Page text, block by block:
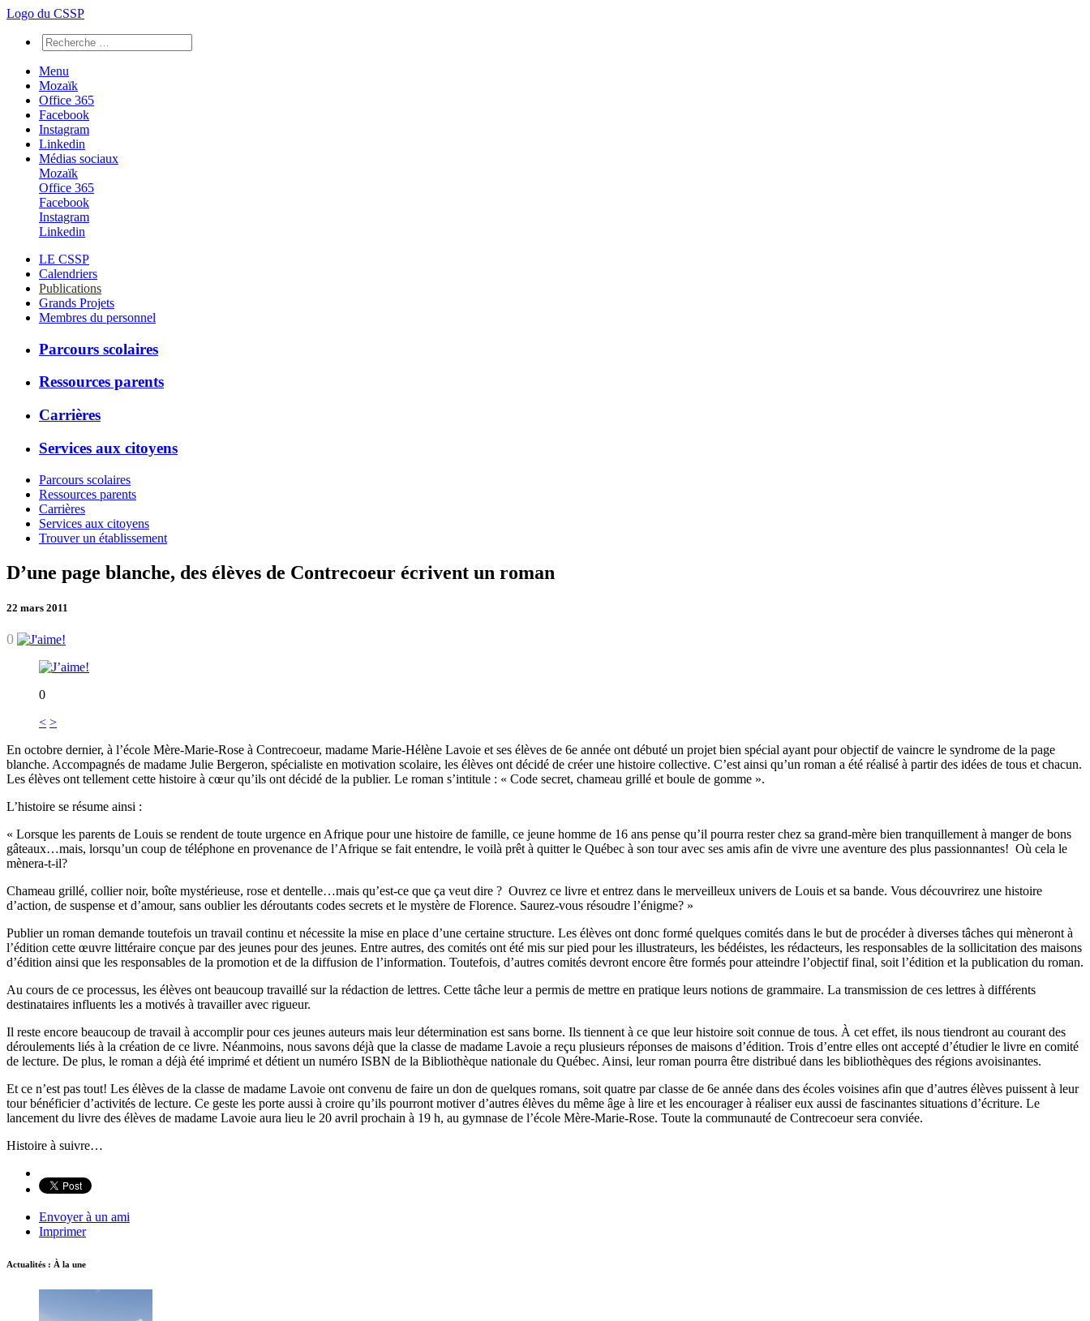
Logo du CSSP
Menu
Mozaïk
Office 365
Facebook
Instagram
Linkedin
Médias sociaux
Mozaïk
Office 365
Facebook
Instagram
Linkedin
LE CSSP
Calendriers
Publications
Grands Projets
Membres du personnel
Parcours scolaires
Ressources parents
Carrières
Services aux citoyens
Parcours scolaires
Ressources parents
Carrières
Services aux citoyens
Trouver un établissement
D’une page blanche, des élèves de Contrecoeur écrivent un roman
22 mars 2011
0
0
< >
En octobre dernier, à l’école Mère-Marie-Rose à Contrecoeur, madame Marie-Hélène Lavoie et ses élèves de 6e année ont débuté un projet bien spécial ayant pour objectif de vaincre le syndrome de la page
blanche. Accompagnés de madame Julie Bergeron, spécialiste en motivation scolaire, les élèves ont décidé de créer une histoire collective. C’est ainsi qu’un roman a été réalisé à partir des idées de tous et chacun.
Les élèves ont tellement cette histoire à cœur qu’ils ont décidé de la publier. Le roman s’intitule : « Code secret, chameau grillé et boule de gomme ».
L’histoire se résume ainsi :
« Lorsque les parents de Louis se rendent de toute urgence en Afrique pour une histoire de famille, ce jeune homme de 16 ans pense qu’il pourra rester chez sa grand-mère bien tranquillement à manger de bons
gâteaux…mais, lorsqu’un coup de téléphone en provenance de l’Afrique se fait entendre, le voilà prêt à quitter le Québec à son tour avec ses amis afin de vivre une aventure des plus passionnantes! Où cela le
mènera-t-il?
Chameau grillé, collier noir, boîte mystérieuse, rose et dentelle…mais qu’est-ce que ça veut dire ? Ouvrez ce livre et entrez dans le merveilleux univers de Louis et sa bande. Vous découvrirez une histoire
d’action, de suspense et d’amour, sans oublier les déroutants codes secrets et le mystère de Florence. Saurez-vous résoudre l’énigme? »
Publier un roman demande toutefois un travail continu et nécessite la mise en place d’une certaine structure. Les élèves ont donc formé quelques comités dans le but de procéder à diverses tâches qui mèneront à
l’édition cette œuvre littéraire conçue par des jeunes pour des jeunes. Entre autres, des comités ont été mis sur pied pour les illustrateurs, les bédéistes, les rédacteurs, les responsables de la sollicitation des maisons
d’édition ainsi que les responsables de la promotion et de la diffusion de l’information. Toutefois, d’autres comités devront encore être formés pour atteindre l’objectif final, soit l’édition et la publication du roman.
Au cours de ce processus, les élèves ont beaucoup travaillé sur la rédaction de lettres. Cette tâche leur a permis de mettre en pratique leurs notions de grammaire. La transmission de ces lettres à différents
destinataires influents les a motivés à travailler avec rigueur.
Il reste encore beaucoup de travail à accomplir pour ces jeunes auteurs mais leur détermination est sans borne. Ils tiennent à ce que leur histoire soit connue de tous. À cet effet, ils nous tiendront au courant des
déroulements liés à la création de ce livre. Néanmoins, nous savons déjà que la classe de madame Lavoie a reçu plusieurs réponses de maisons d’édition. Trois d’entre elles ont accepté d’étudier le livre en comité
de lecture. De plus, le roman a déjà été imprimé et détient un numéro ISBN de la Bibliothèque nationale du Québec. Ainsi, leur roman pourra être distribué dans les bibliothèques des régions avoisinantes.
Et ce n’est pas tout! Les élèves de la classe de madame Lavoie ont convenu de faire un don de quelques romans, soit quatre par classe de 6e année dans des écoles voisines afin que d’autres élèves puissent à leur
tour bénéficier d’activités de lecture. Ce geste les porte aussi à croire qu’ils pourront motiver d’autres élèves du même âge à lire et les encourager à réaliser eux aussi de fascinantes situations d’écriture. Le
lancement du livre des élèves de madame Lavoie aura lieu le 20 avril prochain à 19 h, au gymnase de l’école Mère-Marie-Rose. Toute la communauté de Contrecoeur sera conviée.
Histoire à suivre…
Envoyer à un ami
Imprimer
Actualités : À la une